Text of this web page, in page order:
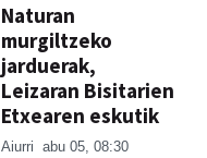
Naturan
murgiltzeko
jarduerak,
Leizaran Bisitarien
Etxearen eskutik
Aiurri abu 05, 08:30